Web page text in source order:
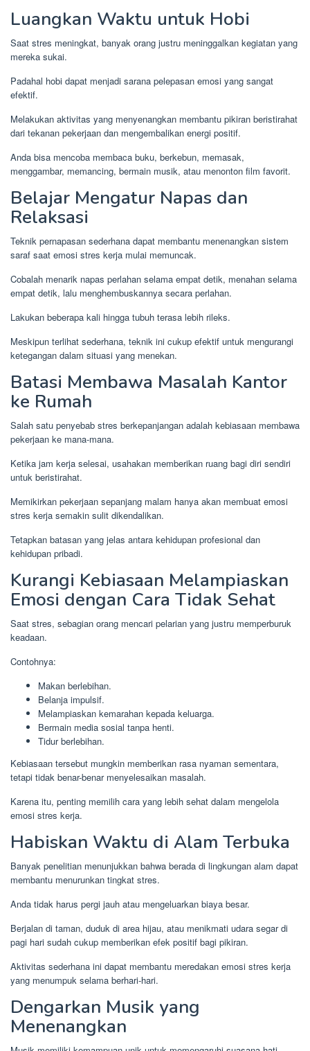
Luangkan Waktu untuk Hobi
Saat stres meningkat, banyak orang justru meninggalkan kegiatan yang
mereka sukai.
Padahal hobi dapat menjadi sarana pelepasan emosi yang sangat
efektif.
Melakukan aktivitas yang menyenangkan membantu pikiran beristirahat
dari tekanan pekerjaan dan mengembalikan energi positif.
Anda bisa mencoba membaca buku, berkebun, memasak,
menggambar, memancing, bermain musik, atau menonton film favorit.
Belajar Mengatur Napas dan
Relaksasi
Teknik pernapasan sederhana dapat membantu menenangkan sistem
saraf saat emosi stres kerja mulai memuncak.
Cobalah menarik napas perlahan selama empat detik, menahan selama
empat detik, lalu menghembuskannya secara perlahan.
Lakukan beberapa kali hingga tubuh terasa lebih rileks.
Meskipun terlihat sederhana, teknik ini cukup efektif untuk mengurangi
ketegangan dalam situasi yang menekan.
Batasi Membawa Masalah Kantor
ke Rumah
Salah satu penyebab stres berkepanjangan adalah kebiasaan membawa
pekerjaan ke mana-mana.
Ketika jam kerja selesai, usahakan memberikan ruang bagi diri sendiri
untuk beristirahat.
Memikirkan pekerjaan sepanjang malam hanya akan membuat emosi
stres kerja semakin sulit dikendalikan.
Tetapkan batasan yang jelas antara kehidupan profesional dan
kehidupan pribadi.
Kurangi Kebiasaan Melampiaskan
Emosi dengan Cara Tidak Sehat
Saat stres, sebagian orang mencari pelarian yang justru memperburuk
keadaan.
Contohnya:
Makan berlebihan.
Belanja impulsif.
Melampiaskan kemarahan kepada keluarga.
Bermain media sosial tanpa henti.
Tidur berlebihan.
Kebiasaan tersebut mungkin memberikan rasa nyaman sementara,
tetapi tidak benar-benar menyelesaikan masalah.
Karena itu, penting memilih cara yang lebih sehat dalam mengelola
emosi stres kerja.
Habiskan Waktu di Alam Terbuka
Banyak penelitian menunjukkan bahwa berada di lingkungan alam dapat
membantu menurunkan tingkat stres.
Anda tidak harus pergi jauh atau mengeluarkan biaya besar.
Berjalan di taman, duduk di area hijau, atau menikmati udara segar di
pagi hari sudah cukup memberikan efek positif bagi pikiran.
Aktivitas sederhana ini dapat membantu meredakan emosi stres kerja
yang menumpuk selama berhari-hari.
Dengarkan Musik yang
Menenangkan